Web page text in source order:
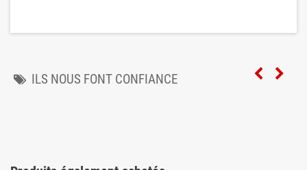
ILS NOUS FONT CONFIANCE